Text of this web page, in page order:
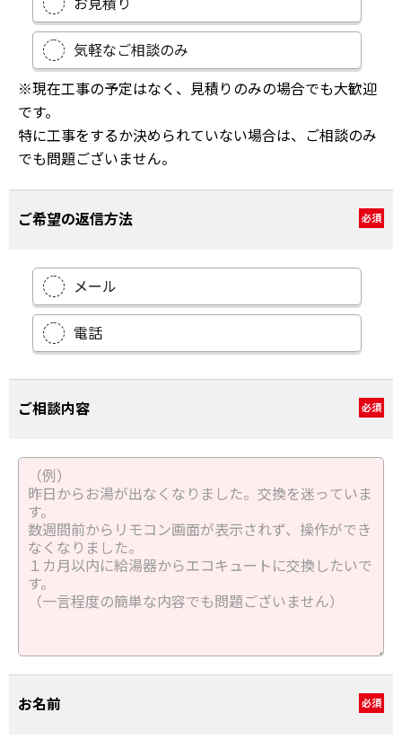
お見積り
気軽なご相談のみ
※現在工事の予定はなく、見積りのみの場合でも大歓迎
です。
特に工事をするか決められていない場合は、ご相談のみ
でも問題ございません。
ご希望の返信方法 必須
メール
電話
ご相談内容 必須
お名前 必須